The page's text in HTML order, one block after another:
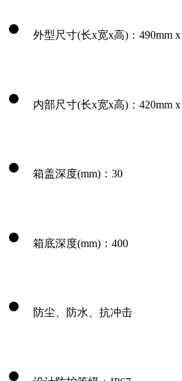
外型尺寸(长x宽x高)：490mm x
内部尺寸(长x宽x高)：420mm x
箱盖深度(mm)：30
箱底深度(mm)：400
防尘、防水、抗冲击